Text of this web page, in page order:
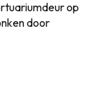
op
door